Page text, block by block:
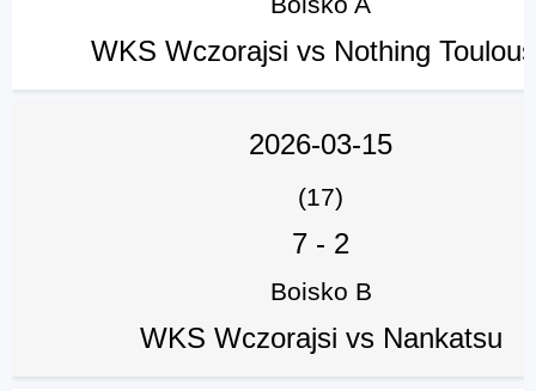
WKS Wczorajsi vs Nothing
2026-03-15
(17)
7 - 2
Boisko B
WKS Wczorajsi vs Nankatsu